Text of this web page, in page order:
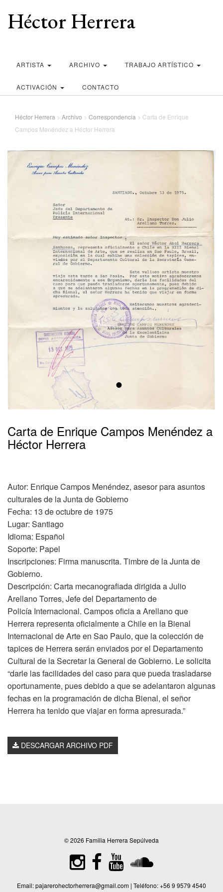
Héctor Herrera
ARTISTA ARCHIVO TRABAJO ARTÍSTICO
ACTIVACIÓN CONTACTO
Héctor Herrera > Archivo > Correspondencia > Carta de Enrique
Campos Menéndez a Héctor Herrera
•
Carta de Enrique Campos Menéndez a
Héctor Herrera
Autor: Enrique Campos Menéndez, asesor para asuntos
culturales de la Junta de Gobierno
Fecha: 13 de octubre de 1975
Lugar: Santiago
Idioma: Español
Soporte: Papel
Inscripciones: Firma manuscrita. Timbre de la Junta de
Gobierno.
Descripción: Carta mecanografiada dirigida a Julio
Arellano Torres, Jefe del Departamento de
Policía Internacional. Campos oficia a Arellano que
Herrera representa oficialmente a Chile en la Bienal
Internacional de Arte en Sao Paulo, que la colección de
tapices de Herrera serán enviados por el Departamento
Cultural de la Secretar la General de Gobierno. Le solicita
“darle las facilidades del caso para que pueda trasladarse
oportunamente, pues debido a que se adelantaron algunas
fechas en la programación de dicha Bienal, el señor
Herrera ha tenido que viajar en forma apresurada.”
DESCARGAR ARCHIVO PDF
© 2026 Familia Herrera Sepúlveda
Email:pajarerohectorherrera@gmail.com | Teléfono:+56 9 9579 4540